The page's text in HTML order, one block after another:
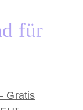
für
Gratis